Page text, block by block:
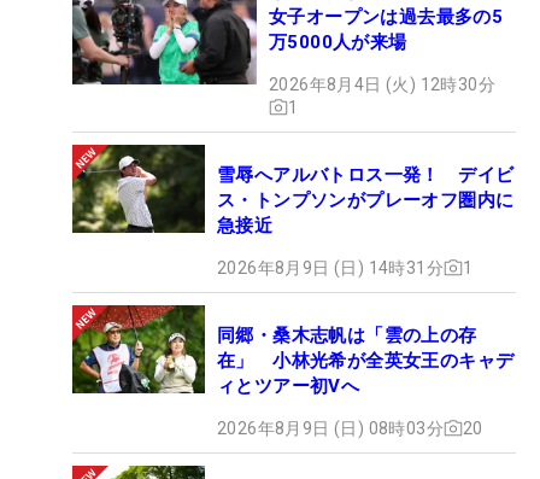
女子オープンは過去最多の5
万5000人が来場
2026年8月4日 (火) 12時30分
1
雪辱へアルバトロス一発！ デイビ
ス・トンプソンがプレーオフ圏内に
急接近
2026年8月9日 (日) 14時31分 1
同郷・桑木志帆は「雲の上の存
在」 小林光希が全英女王のキャデ
ィとツアー初Vへ
2026年8月9日 (日) 08時03分 20